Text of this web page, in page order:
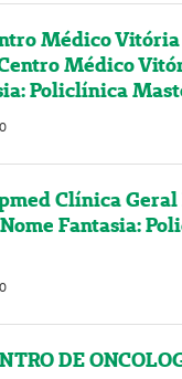
Médico
Médico
Policlínica
Clínica Geral
Fantasia:
DE